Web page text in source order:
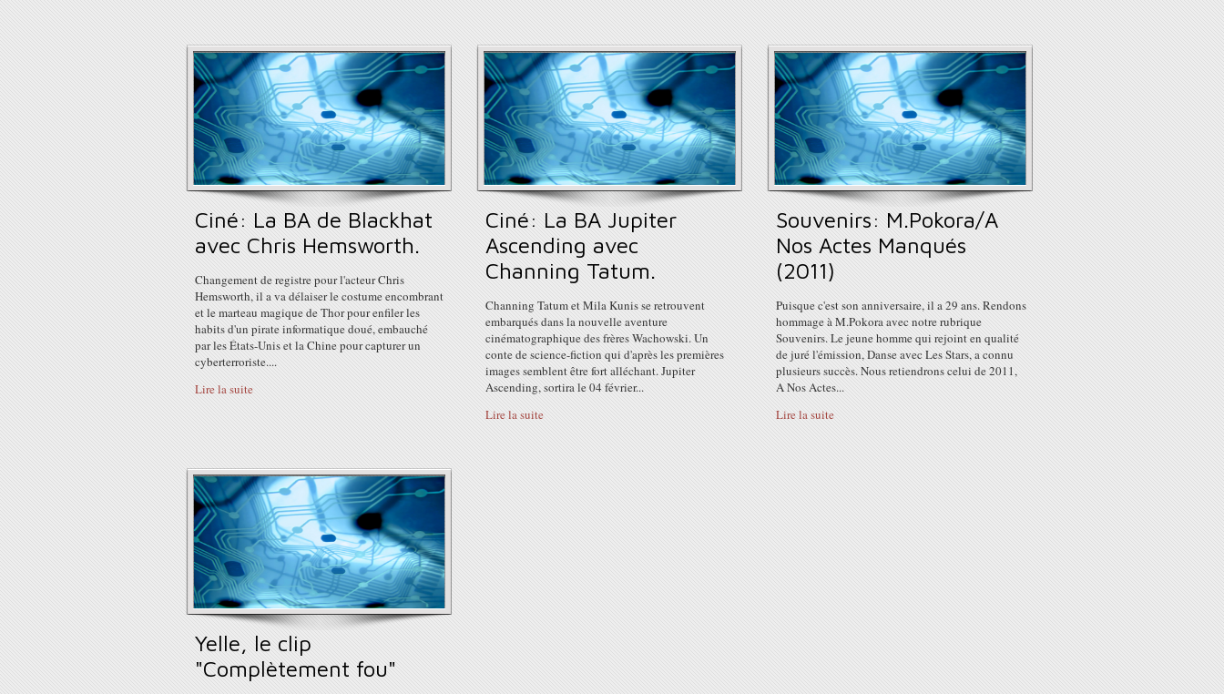
Ciné: La BA de Blackhat
avec Chris Hemsworth.
Changement de registre pour l'acteur Chris
Hemsworth, il a va délaiser le costume encombrant
et le marteau magique de Thor pour enfiler les
habits d'un pirate informatique doué, embauché
par les États-Unis et la Chine pour capturer un
cyberterroriste....
Lire la suite
Ciné: La BA Jupiter
Ascending avec
Channing Tatum.
Channing Tatum et Mila Kunis se retrouvent
embarqués dans la nouvelle aventure
cinématographique des frères Wachowski. Un
conte de science-fiction qui d'après les premières
images semblent être fort alléchant. Jupiter
Ascending, sortira le 04 février...
Lire la suite
Souvenirs: M.Pokora/A
Nos Actes Manqués
(2011)
Puisque c'est son anniversaire, il a 29 ans. Rendons
hommage à M.Pokora avec notre rubrique
Souvenirs. Le jeune homme qui rejoint en qualité
de juré l'émission, Danse avec Les Stars, a connu
plusieurs succès. Nous retiendrons celui de 2011,
A Nos Actes...
Lire la suite
Yelle, le clip
"Complètement fou"